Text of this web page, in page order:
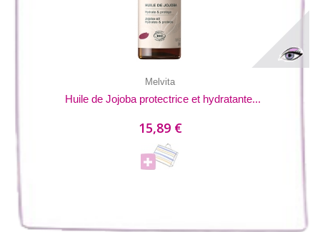
Melvita
Huile de Jojoba protectrice et hydratante...
15,89 €